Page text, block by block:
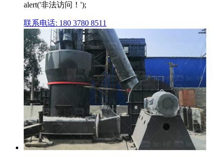
alert('非法访问！');
联系电话: 180 3780 8511